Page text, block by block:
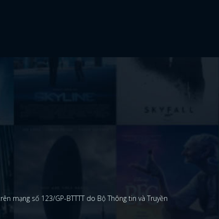
mạng số 123/GP-BTTTT do Bộ Thông tin và Truyền